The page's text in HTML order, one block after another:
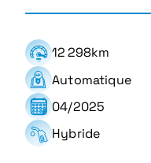
12 298km
Automatique
04/2025
Hybride